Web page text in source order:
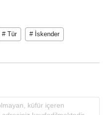
# Tür # İskender